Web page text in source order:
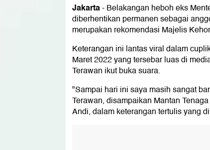
Jakarta-Belakangan heboh eks
diberhentikan permanen sebagai
merupakan rekomendasi Majelis
Keterangan ini lantas viral dalam
Maret 2022 yang tersebar luas di
Terawan ikut buka suara.
"Sampai hari ini saya masih sangat
Terawan, disampaikan Mantan
Andi, dalam keterangan tertulis yang